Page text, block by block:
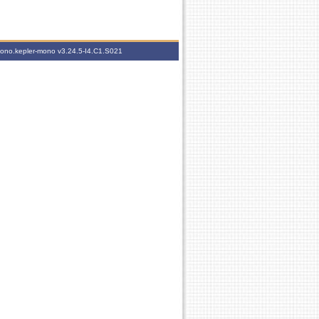
mono v3.24.5-I4.C1.S021